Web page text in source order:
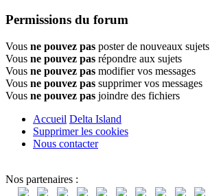
Permissions du forum
Vous ne pouvez pas poster de nouveaux sujets
Vous ne pouvez pas répondre aux sujets
Vous ne pouvez pas modifier vos messages
Vous ne pouvez pas supprimer vos messages
Vous ne pouvez pas joindre des fichiers
Accueil Delta Island
Supprimer les cookies
Nous contacter
Nos partenaires :